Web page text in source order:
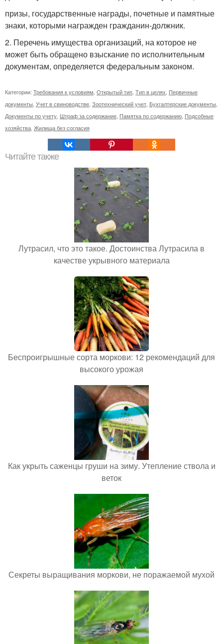
призы, государственные награды, почетные и памятные
знаки, которыми награжден гражданин-должник.
2. Перечень имущества организаций, на которое не
может быть обращено взыскание по исполнительным
документам, определяется федеральным законом.
Категории: Требования к условиям Открытый тип Тип в целях Первичные
документы Учет в свиноводстве Зоотехнический учет Бухгалтерские документы
Документы по учету Штраф за содержание Памятка по содержанию Подсобные
хозяйства Жилища без согласия
Читайте также
Лутрасил, что это такое. Достоинства Лутрасила в
качестве укрывного материала
Беспроигрышные сорта моркови: 12 рекомендаций для
высокого урожая
Как укрыть саженцы груши на зиму. Утепление ствола и
веток
Секреты выращивания моркови, не поражаемой мухой